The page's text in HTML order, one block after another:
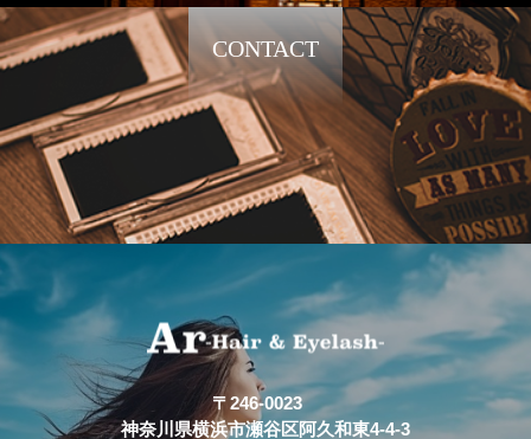
CONTACT
〒246-0023
神奈川県横浜市瀬谷区阿久和東4-4-3